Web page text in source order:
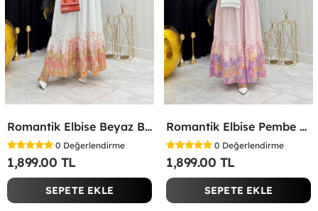
Romantik Elbise Beyaz Beyaz
0 Değerlendirme
1,899.00 TL
SEPETE EKLE
Romantik Elbise Pembe Pembe
0 Değerlendirme
1,899.00 TL
SEPETE EKLE